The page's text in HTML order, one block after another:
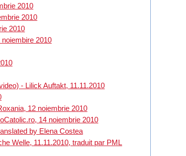
2010
2010
2010
2010
- Lilick Auftakt, 11.11.2010
12 noiembrie 2010
14 noiembrie 2010
by Elena Costea
Welle, 11.11.2010, traduit par PML